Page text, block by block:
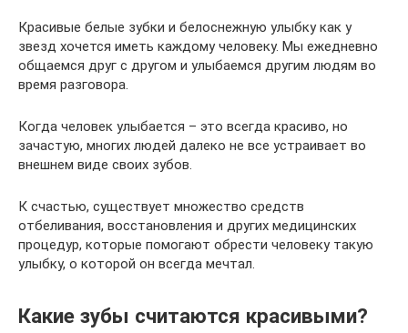
Красивые белые зубки и белоснежную улыбку как у
звезд хочется иметь каждому человеку. Мы ежедневно
общаемся друг с другом и улыбаемся другим людям во
время разговора.
Когда человек улыбается – это всегда красиво, но
зачастую, многих людей далеко не все устраивает во
внешнем виде своих зубов.
К счастью, существует множество средств
отбеливания, восстановления и других медицинских
процедур, которые помогают обрести человеку такую
улыбку, о которой он всегда мечтал.
Какие зубы считаются красивыми?